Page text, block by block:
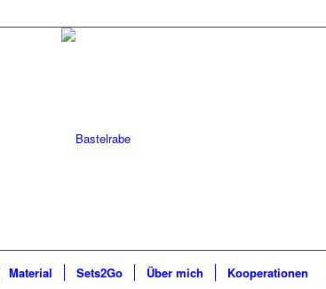
Material Sets2Go Über mich Kooperationen